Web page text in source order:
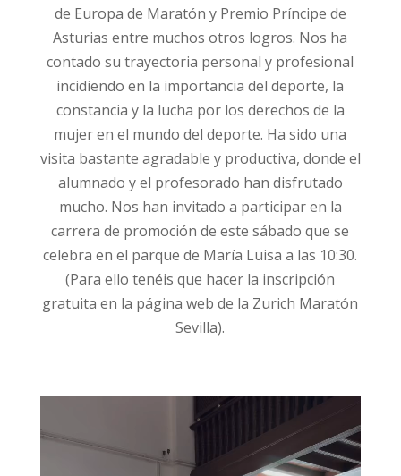
de Europa de Maratón y Premio Príncipe de
Asturias entre muchos otros logros. Nos ha
contado su trayectoria personal y profesional
incidiendo en la importancia del deporte, la
constancia y la lucha por los derechos de la
mujer en el mundo del deporte. Ha sido una
visita bastante agradable y productiva, donde el
alumnado y el profesorado han disfrutado
mucho. Nos han invitado a participar en la
carrera de promoción de este sábado que se
celebra en el parque de María Luisa a las 10:30.
(Para ello tenéis que hacer la inscripción
gratuita en la página web de la Zurich Maratón
Sevilla).